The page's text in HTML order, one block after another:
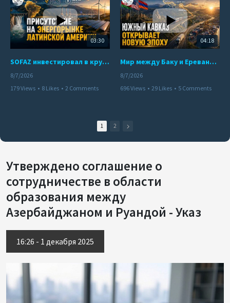
03:30
SOFAZ инвестировал в крупнейшего независимого производителя электроэнергии Перу
8/7/2026
179 Views • 8 Likes • 2 Comments
04:18
Мир между Баку и Ереваном запускает крупные логистические проекты
8/7/2026
696 Views • 29 Likes • 5 Comments
1 2
Утверждено соглашение о
сотрудничестве в области
образования между
Азербайджаном и Руандой - Указ
16:26 - 1 декабря 2025